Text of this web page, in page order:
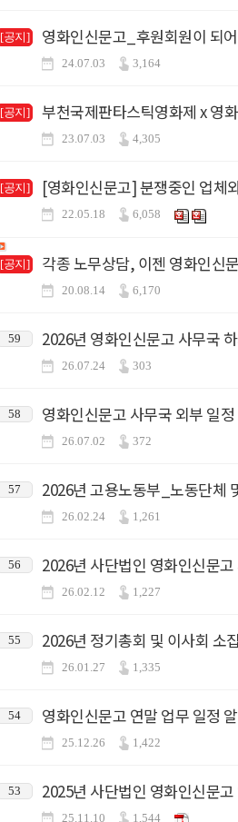
[공지] 영화인신문고_후원회원이 되
24.07.03 3,164
[공지] 부천국제판타스틱영화제 x 영
23.07.03 4,305
[공지] [영화인신문고] 분쟁중인 업체
22.05.18 6,058
[공지] 각종 노무상담, 이젠 영화인신
20.08.14 6,170
59 2026년 영화인신문고 사무국
26.07.24 303
58 영화인신문고 사무국 외부 일정
26.07.02 372
57 2026년 고용노동부_노동단체
26.02.24 1,261
56 2026년 사단법인 영화인신문
26.02.12 1,227
55 2026년 정기총회 및 이사회 소
26.01.27 1,335
54 영화인신문고 연말 업무 일정
25.12.26 1,422
53 2025년 사단법인 영화인신문
25.11.10 1,544